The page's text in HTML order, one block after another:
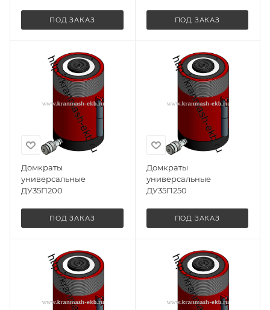
ПОД ЗАКАЗ ПОД ЗАКАЗ
Домкраты
универсальные
ДУ35П200
ПОД ЗАКАЗ
Домкраты
универсальные
ДУ35П250
ПОД ЗАКАЗ